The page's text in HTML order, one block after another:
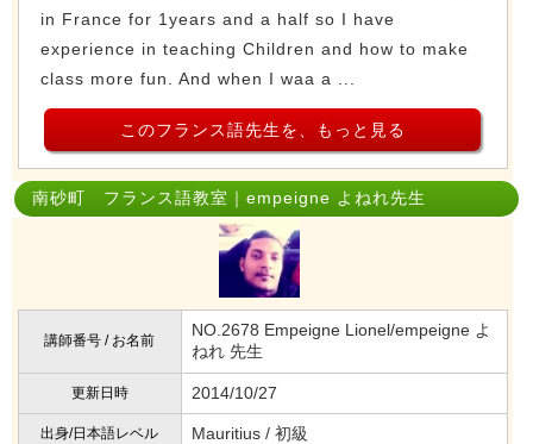
in France for 1years and a half so I have
experience in teaching Children and how to make
class more fun. And when I waa a ...
このフランス語先生を、もっと見る
南砂町 フランス語教室｜empeigne よねれ先生
講師番号 / お名前
NO.2678 Empeigne Lionel/empeigne よ
ねれ 先生
更新日時 2014/10/27
出身/日本語レベル Mauritius / 初級